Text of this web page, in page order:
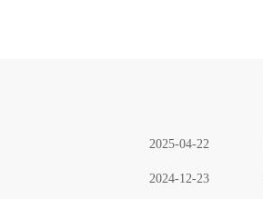
2025-04-22
2024-12-23